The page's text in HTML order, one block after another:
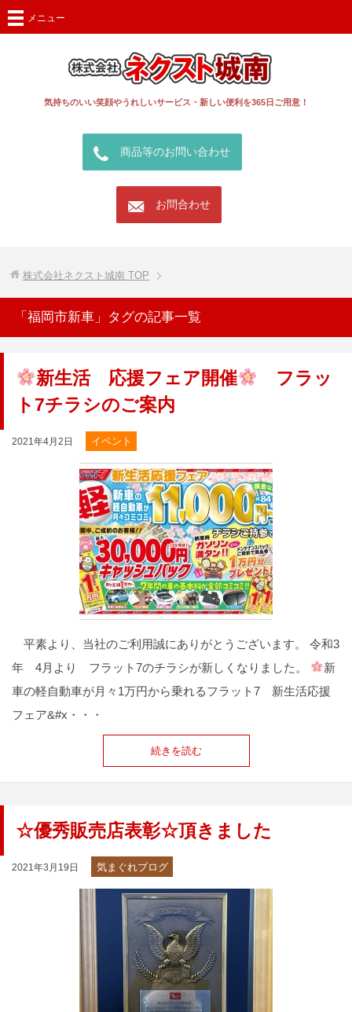
気持ちのいい笑顔やうれしいサービス・新しい便利を365日ご用意！
call 商品等のお問い合わせ
mail お問合わせ
メニュー
株式会社ネクスト城南TOP
「福岡市新車」タグの記事一覧
新生活 応援フェア開催
フラッ
ト7チラシのご案内
2021年4月2日 イベント
平素より、当社のご利用誠にありがとうございます。 令和3
年 4月より フラット7のチラシが新しくなりました。
新
車の軽自動車が月々1万円から乗れるフラット7 新生活応援
フェア&#x・・・
続きを読む
☆優秀販売店表彰☆頂きました
2021年3月19日 気まぐれブログ